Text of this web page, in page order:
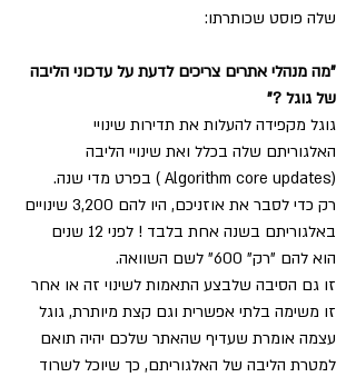
שלה פוסט שכותרתו:
"מה מנהלי אתרים צריכים לדעת על עדכוני הליבה
של גוגל ?"
גוגל מקפידה להעלות את תדירות שינויי
האלגוריתם שלה בכלל ואת שינויי הליבה
(Algorithm core updates ) בפרט מדי שנה.
רק כדי לסבר את אוזניכם, היו להם 3,200 שינויים
באלגוריתם בשנה אחת בלבד ! לפני 12 שנים
הוא להם "רק" 600" לשם השוואה.
זו גם הסיבה שלבצע התאמות לשינוי זה או אחר
זו משימה בלתי אפשרית וגם קצת מיותרת, גוגל
עצמה אומרת שעדיף שהאתר שלכם יהיה תואם
למטרת הליבה של האלגוריתם, כך שיוכל לשרוד